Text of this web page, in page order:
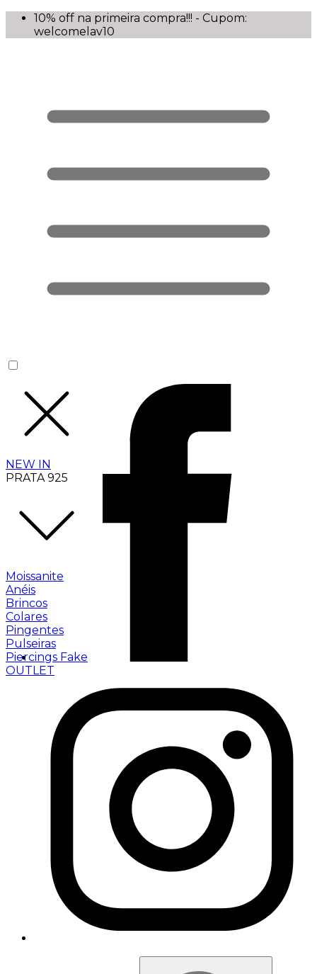
10% off na primeira compra!!! - Cupom:
welcomelav10
NEW IN
PRATA 925
Moissanite
Anéis
Brincos
Colares
Pingentes
Pulseiras
Piercings Fake
OUTLET